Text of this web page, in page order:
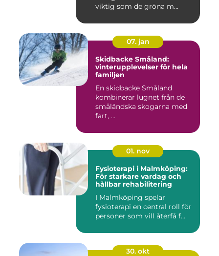
viktig som de gröna m...
07. jan
Skidbacke Småland:
vinterupplevelser för hela
familjen
En skidbacke Småland
kombinerar lugnet från de
småländska skogarna med
fart, ...
01. nov
Fysioterapi i Malmköping:
För starkare vardag och
hållbar rehabilitering
I Malmköping spelar
fysioterapi en central roll för
personer som vill återfå f...
30. okt